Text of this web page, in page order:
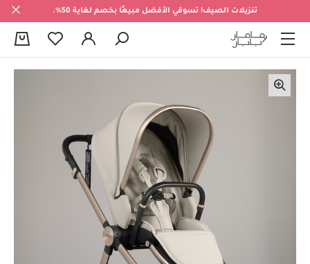
تنزيلات الصيف! تسوقي الأفضل مبيعًا بخصم لغاية 50%.